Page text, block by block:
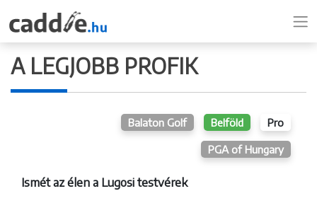
A LEGJOBB PROFIK
Pro
Belföld
Balaton Golf
PGA of Hungary
Ismét az élen a Lugosi testvérek